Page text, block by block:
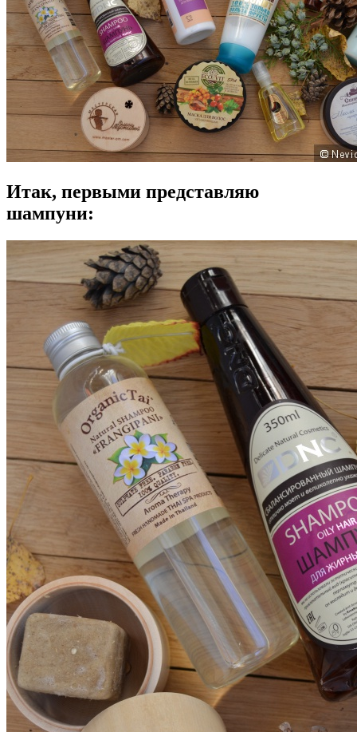
Итак, первыми представляю
шампуни: